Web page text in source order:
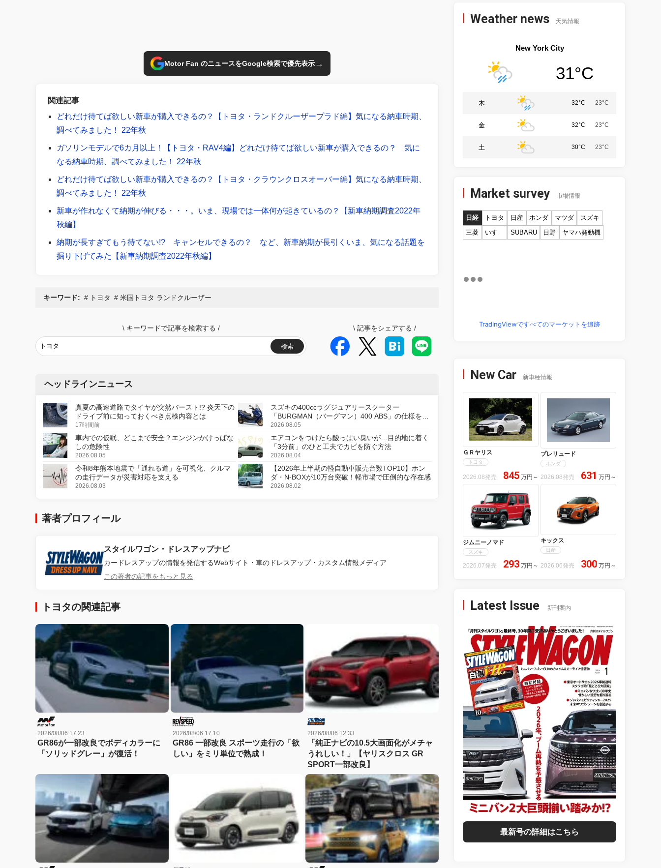
Motor Fan のニュースをGoogle検索で優先表示→
関連記事
どれだけ待てば欲しい新車が購入できるの？【トヨタ・ランドクルーザープラド編】気になる納車時期、
調べてみました！ 22年秋
ガソリンモデルで6カ月以上！【トヨタ・RAV4編】どれだけ待てば欲しい新車が購入できるの？ 気に
なる納車時期、調べてみました！ 22年秋
どれだけ待てば欲しい新車が購入できるの？【トヨタ・クラウンクロスオーバー編】気になる納車時期、
調べてみました！ 22年秋
新車が作れなくて納期が伸びる・・・。いま、現場では一体何が起きているの？【新車納期調査2022年
秋編】
納期が長すぎてもう待てない!? キャンセルできるの？ など、新車納期が長引くいま、気になる話題を
掘り下げてみた【新車納期調査2022年秋編】
キーワード: トヨタ 米国トヨタ ランドクルーザー
\ キーワードで記事を検索する /
検索
\ 記事をシェアする /
ヘッドラインニュース
真夏の高速道路でタイヤが突然バースト!? 炎天下の
ドライブ前に知っておくべき点検内容とは
17時間前
スズキの400ccラグジュアリースクーター
「BURGMAN（バーグマン）400 ABS」の仕様を変
更し、8月18日に発売
2026.08.05
車内での仮眠、どこまで安全？エンジンかけっぱな
しの危険性
2026.08.05
エアコンをつけたら酸っぱい臭いが…目的地に着く
「3分前」のひと工夫でカビを防ぐ方法
2026.08.04
令和8年熊本地震で「通れる道」を可視化、クルマ
の走行データが災害対応を支える
2026.08.03
【2026年上半期の軽自動車販売台数TOP10】ホン
ダ・N-BOXが10万台突破！軽市場で圧倒的な存在感
2026.08.02
著者プロフィール
スタイルワゴン・ドレスアップナビ
カードレスアップの情報を発信するWebサイト・車のドレスアップ・カスタム情報メディア
この著者の記事をもっと見る
トヨタの関連記事
2026/08/06 17:23
GR86が一部改良でボディカラーに
「ソリッドグレー」が復活！
2026/08/06 17:10
GR86 一部改良 スポーツ走行の「欲
しい」をミリ単位で熟成！
2026/08/06 12:33
「純正ナビの10.5大画面化がメチャ
うれしい！」【ヤリスクロス GR
SPORT一部改良】
Weather news 天気情報
New York City
31°C
木 32°C 23°C
金 32°C 23°C
土 30°C 23°C
Market survey 市場情報
日経 トヨタ 日産 ホンダ マツダ
スズキ
三菱
いすゞ SUBARU 日野 ヤマハ発動機
TradingViewですべてのマーケットを追跡
New Car 新車種情報
ＧＲヤリス
トヨタ
2026.08発売 845 万円 ～
プレリュード
ホンダ
2026.08発売 631 万円 ～
ジムニーノマド
スズキ
2026.07発売 293 万円 ～
キックス
日産
2026.06発売 300 万円 ～
Latest Issue 新刊案内
最新号の詳細はこちら